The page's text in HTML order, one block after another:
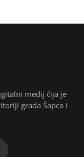
medij čija je
grada Šapca i